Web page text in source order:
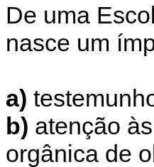
De uma
nasce um
a)
b) atenção
orgânica de